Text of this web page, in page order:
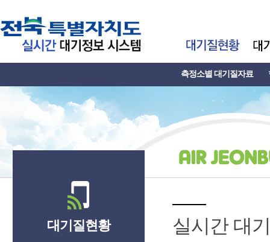
측정소별 대기질자료
대기질현황 실시간 대